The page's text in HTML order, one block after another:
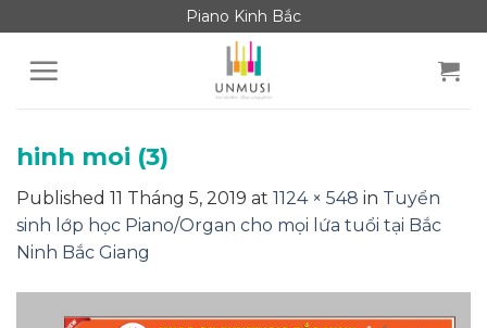
to
content
Piano Kinh Bắc
hinh moi (3)
Published 11 Tháng 5, 2019 at 1124 × 548 in Tuyển
sinh lớp học Piano/Organ cho mọi lứa tuổi tại Bắc
Ninh Bắc Giang